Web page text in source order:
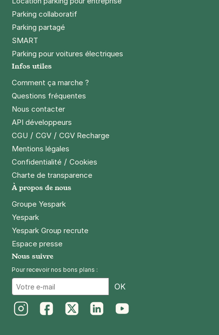
Parking collaboratif
Parking partagé
SMART
Parking pour voitures électriques
Infos utiles
Comment ça marche ?
Questions fréquentes
Nous contacter
API développeurs
CGU / CGV / CGV Recharge
Mentions légales
Confidentialité / Cookies
Charte de transparence
À propos de nous
Groupe Yespark
Yespark
Yespark Group recrute
Espace presse
Nous suivre
Pour recevoir nos bons plans :
OK